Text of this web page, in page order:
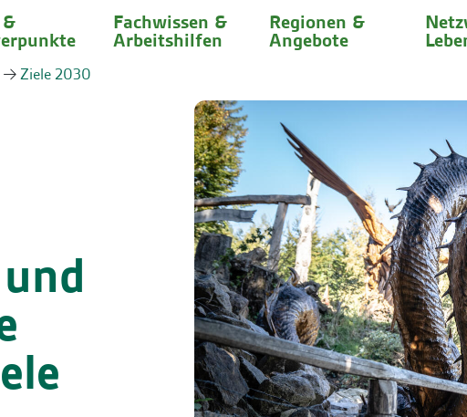
Fachwissen &
Arbeitshilfen
Regionen &
Angebote
Ziele 2030